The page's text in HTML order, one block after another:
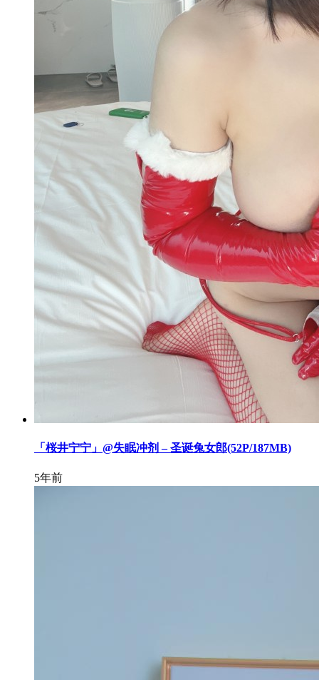
「桜井宁宁」@失眠冲剂 – 圣诞兔女郎(52P/187MB)
5年前